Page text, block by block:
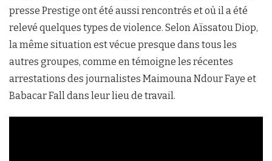
presse Prestige ont été aussi rencontrés et où il a été
relevé quelques types de violence. Selon Aïssatou Diop,
la même situation est vécue presque dans tous les
autres groupes, comme en témoigne les récentes
arrestations des journalistes Maimouna Ndour Faye et
Babacar Fall dans leur lieu de travail.